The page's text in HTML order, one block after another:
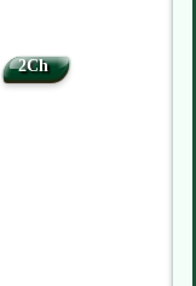
2Ch